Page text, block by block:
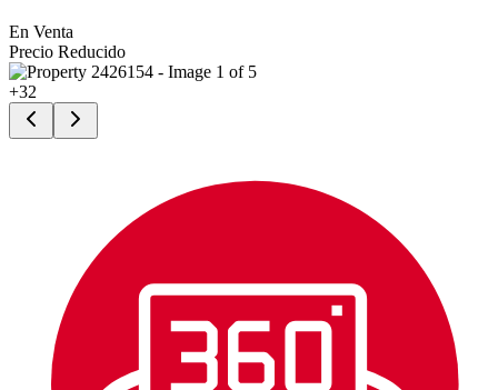
En Venta
Precio Reducido
+32